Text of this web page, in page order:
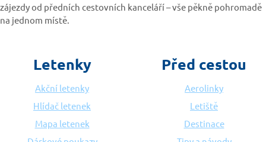
zájezdy od předních cestovních kanceláří – vše pěkně pohromadě
na jednom místě.
Letenky
Akční letenky
Hlídač letenek
Mapa letenek
Před cestou
Aerolinky
Letiště
Destinace